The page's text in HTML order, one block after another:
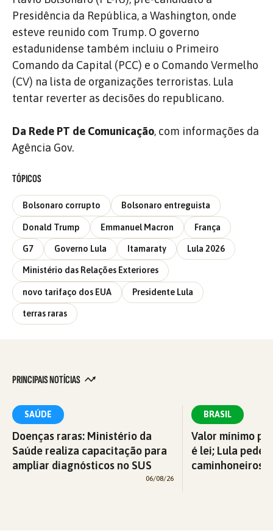
Presidência da República, a Washington, onde
esteve reunido com Trump. O governo
estadunidense também incluiu o Primeiro
Comando da Capital (PCC) e o Comando Vermelho
(CV) na lista de organizações terroristas. Lula
tentar reverter as decisões do republicano.
Da Rede PT de Comunicação, com informações da
Agência Gov.
TÓPICOS
Bolsonaro corrupto Bolsonaro entreguista
Donald Trump Emmanuel Macron França
G7 Governo Lula Itamaraty Lula 2026
Ministério das Relações Exteriores
novo tarifaço dos EUA Presidente Lula
terras raras
PRINCIPAIS NOTÍCIAS
SAÚDE
Doenças raras: Ministério da
Saúde realiza capacitação para
ampliar diagnósticos no SUS
06/08/26
BRASIL
Valor mínimo
é lei; Lula pede
caminhoneiros